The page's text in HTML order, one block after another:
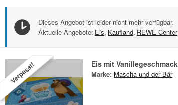
Dieses Angebot ist leider nicht mehr verfügbar.
Aktuelle Angebote: Eis, Kaufland, REWE Center
Verpasst! Eis mit Vanillegeschmack
Marke: Mascha und der Bär